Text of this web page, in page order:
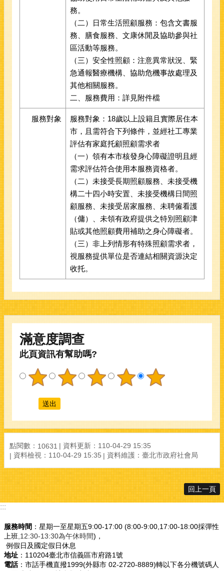
務。
（二）日常生活照顧服務：包含文書服
務、膳食服務、文康休閒及協助參與社
區活動等服務。
（三）安全性照顧：注意異常狀況、緊
急通報醫療機構、協助危機事故處理及
其他相關服務。
二、服務費用：詳見附件檔
服務對象
服務對象：18歲以上設籍且實際居住本
市，且需符合下列條件，並經社工專業
評估有家庭托顧照顧需求者
（一）領有本市核發身心障礙證明且經
需求評估符合使用本服務資格者。
（二）未接受長期照顧服務、未接受機
構二十四小時安置、未接受機構日間照
顧服務、未接受居家服務、未聘僱看護
（傭）、未領有政府提供之特別照顧津
貼或其他照顧費用補助之身心障礙者。
（三）非上列情形有特殊照顧需求者，
視服務提供單位是否連結相關資源決定
收托。
滿意度調查
此頁資訊有幫助嗎?
點閱數： 10631 資料更新： 110-04-29 15:35
資料檢視： 110-04-29 15:35 資料維護： 臺北市政府社會局
回上一頁
:::
服務時間 ：星期一至星期五9:00-17:00 (8:00-9:00,17:00-18:00採彈性
上班 ,12:30-13:30為午休時間)，
例假日及國定假日休息
地址 ：110204臺北市信義區市府路1號
電話：市話手機直撥1999(外縣市 02-2720-8889)轉以下各分機號碼人